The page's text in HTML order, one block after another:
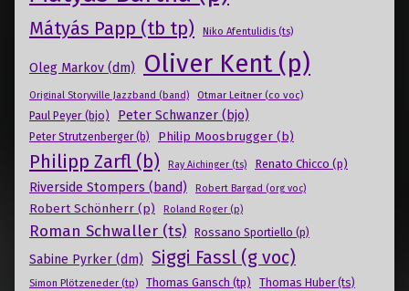
Mátyás Papp (tb tp) Niko Afentulidis (ts)
Oleg Markov (dm) Oliver Kent (p)
Original Storyville Jazzband (band) Otmar Leitner (co voc)
Paul Peyer (bjo) Peter Schwanzer (bjo)
Peter Strutzenberger (b) Philip Moosbrugger (b)
Philipp Zarfl (b) Ray Aichinger (ts) Renato Chicco (p)
Riverside Stompers (band) Robert Bargad (org voc)
Robert Schönherr (p) Roland Roger (p)
Roman Schwaller (ts) Rossano Sportiello (p)
Sabine Pyrker (dm) Siggi Fassl (g voc)
Simon Plötzeneder (tp) Thomas Gansch (tp) Thomas Huber (ts)